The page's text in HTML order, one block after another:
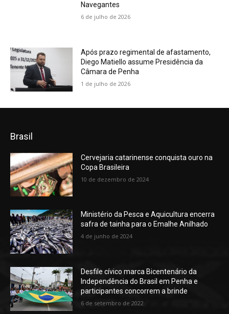
Navegantes
6 de julho de 2026
Após prazo regimental de afastamento,
Diego Matiello assume Presidência da
Câmara de Penha
1 de julho de 2026
Brasil
Cervejaria catarinense conquista ouro na
Copa Brasileira
10 de dezembro de 2024
Ministério da Pesca e Aquicultura encerra
safra de tainha para o Emalhe Anilhado
4 de junho de 2024
Desfile cívico marca Bicentenário da
Independência do Brasil em Penha e
participantes concorrem a brinde
6 de setembro de 2022